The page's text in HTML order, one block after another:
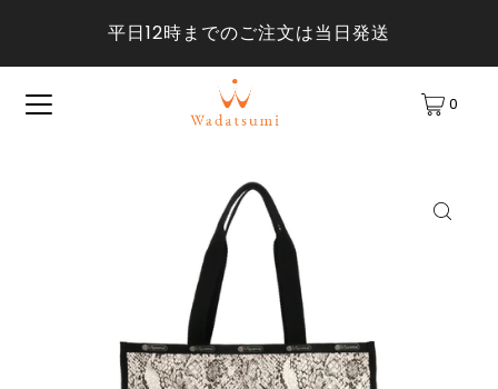
平日12時までのご注文は当日発送
0